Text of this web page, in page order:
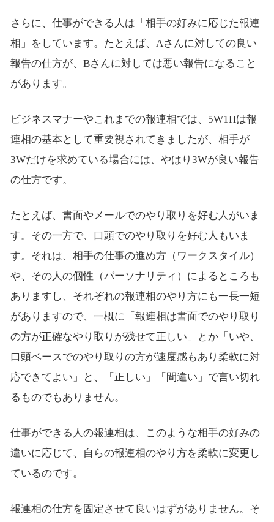
さらに、仕事ができる人は「相手の好みに応じた報連
相」をしています。たとえば、Aさんに対しての良い
報告の仕方が、Bさんに対しては悪い報告になること
があります。
ビジネスマナーやこれまでの報連相では、5W1Hは報
連相の基本として重要視されてきましたが、相手が
3Wだけを求めている場合には、やはり3Wが良い報告
の仕方です。
たとえば、書面やメールでのやり取りを好む人がいま
す。その一方で、口頭でのやり取りを好む人もいま
す。それは、相手の仕事の進め方（ワークスタイル）
や、その人の個性（パーソナリティ）によるところも
ありますし、それぞれの報連相のやり方にも一長一短
がありますので、一概に「報連相は書面でのやり取り
の方が正確なやり取りが残せて正しい」とか「いや、
口頭ベースでのやり取りの方が速度感もあり柔軟に対
応できてよい」と、「正しい」「間違い」で言い切れ
るものでもありません。
仕事ができる人の報連相は、このような相手の好みの
違いに応じて、自らの報連相のやり方を柔軟に変更し
ているのです。
報連相の仕方を固定させて良いはずがありません。そ